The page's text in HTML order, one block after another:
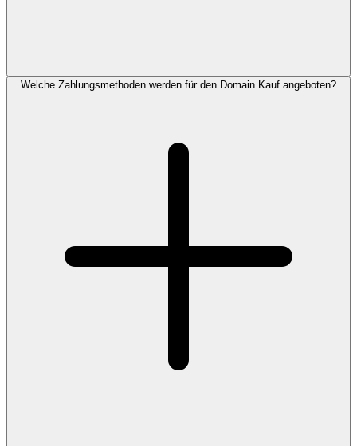
Welche Zahlungsmethoden werden für den Domain Kauf angeboten?